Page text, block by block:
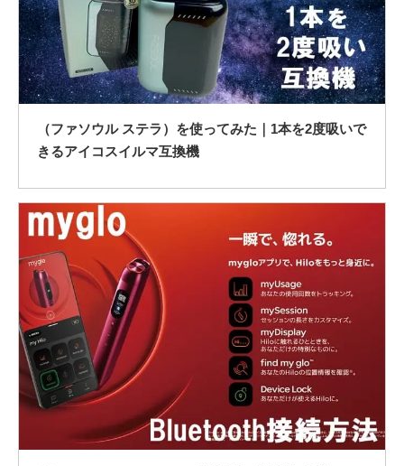
（ファソウル ステラ）を使ってみた｜1本を2度吸いで
きるアイコスイルマ互換機